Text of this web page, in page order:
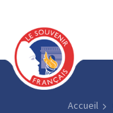
Accueil